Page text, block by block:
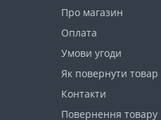
Про магазин
Оплата
Умови угоди
Як повернути товар
Контакти
Повернення товару